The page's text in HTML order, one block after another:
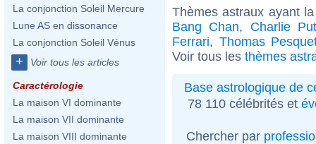
La conjonction Soleil Mercure
Lune AS en dissonance
La conjonction Soleil Vénus
+ Voir tous les articles
Caractérologie
La maison VI dominante
La maison VII dominante
La maison VIII dominante
Thèmes astraux ayant
Bang Chan, Charlie
Ferrari, Thomas
Voir tous les thèmes
Base astrologique de
78 110 célébrités et
Chercher par